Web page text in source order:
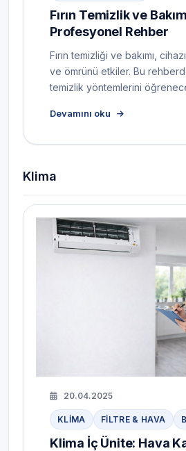
Fırın Temizlik ve
Profesyonel Rehber
Fırın temizliği ve bakımı,
ve ömrünü etkiler. Bu
temizlik yöntemlerini
Devamını oku
Klima
20.04.2025
KLIMA FILTRE & HAVA
Klima İç Ünite: Hava